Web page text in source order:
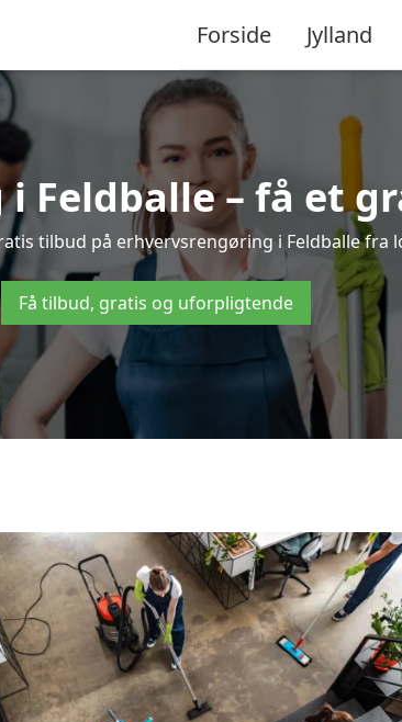
Forside Jylland
Feldballe – få et
tilbud på erhvervsrengøring i Feldballe fra
Få tilbud, gratis og uforpligtende